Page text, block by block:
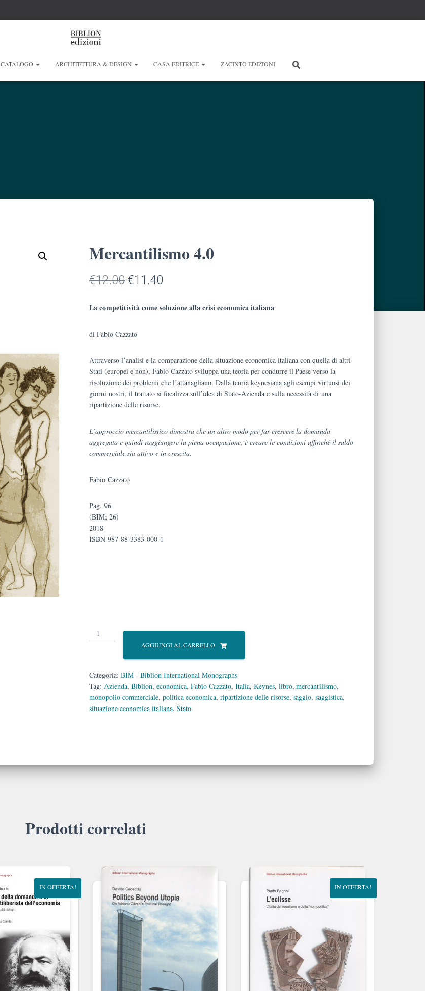
CATALOGO ARCHITETTURA & DESIGN CASA EDITRICE ZACINTO EDIZIONI
Mercantilismo 4.0
€12.00 Il
era:
€12.00.
€11.40
€11.40.
La competitività come soluzione alla crisi economica italiana
di Fabio Cazzato
Attraverso lʼanalisi e la comparazione della situazione economica italiana con quella di altri
Stati (europei e non), Fabio Cazzato sviluppa una teoria per condurre il Paese verso la
risoluzione dei problemi che lʼattanagliano. Dalla teoria keynesiana agli esempi virtuosi dei
giorni nostri, il trattato si focalizza sullʼidea di Stato-Azienda e sulla necessità di una
ripartizione delle risorse.
L’approccio mercantilistico dimostra che un altro modo per far crescere la domanda
aggregata e quindi raggiungere la piena occupazione, è creare le condizioni affinché il saldo
commerciale sia attivo e in crescita.
Fabio Cazzato
Pag. 96
(BIM; 26)
2018
ISBN 987-88-3383-000-1
Mercantilismo
4.0
AGGIUNGI AL CARRELLO
Categoria: BIM - Biblion International Monographs
Tag: Azienda, Biblion, economica, Fabio Cazzato, Italia, Keynes, libro, mercantilismo,
monopolio commerciale, politica economica, ripartizione delle risorse, saggio, saggistica,
situazione economica italiana, Stato
Prodotti correlati
IN OFFERTA! IN OFFERTA!